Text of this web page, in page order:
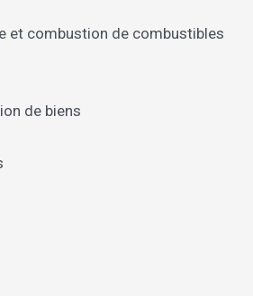
et combustion de combustibles
de biens